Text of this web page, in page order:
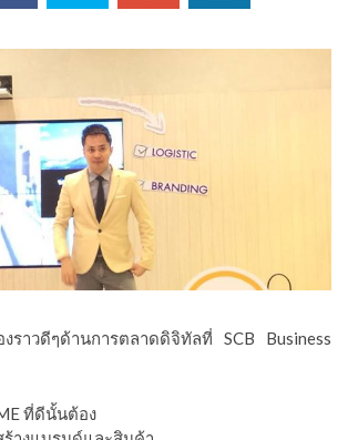
งราวดีๆด้านการตลาดดิจิทัลที่ SCB Business
ที่ดีนั้นต้อง